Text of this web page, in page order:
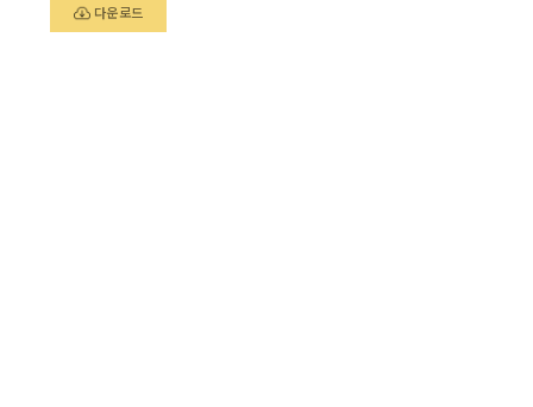
다운로드